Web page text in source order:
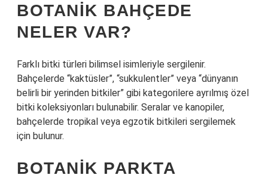
BOTANIK BAHÇEDE
NELER VAR?
Farklı bitki türleri bilimsel isimleriyle sergilenir.
Bahçelerde “kaktüsler”, “sukkulentler” veya “dünyanın
belirli bir yerinden bitkiler” gibi kategorilere ayrılmış özel
bitki koleksiyonları bulunabilir. Seralar ve kanopiler,
bahçelerde tropikal veya egzotik bitkileri sergilemek
için bulunur.
BOTANIK PARKTA